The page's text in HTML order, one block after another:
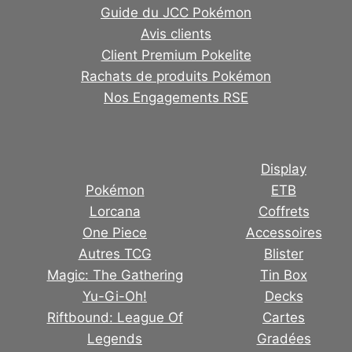
Guide du JCC Pokémon
Avis clients
Client Premium Pokelite
Rachats de produits Pokémon
Nos Engagements RSE
Pokémon
Lorcana
One Piece
Autres TCG
Magic: The Gathering
Yu-Gi-Oh!
Riftbound: League Of
Legends
Display
ETB
Coffrets
Accessoires
Blister
Tin Box
Decks
Cartes
Gradées